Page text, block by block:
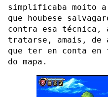
simplificaba moito a
que houbese
contra esa técnica,
tratarse, amais, de
que ter en conta en
do mapa.